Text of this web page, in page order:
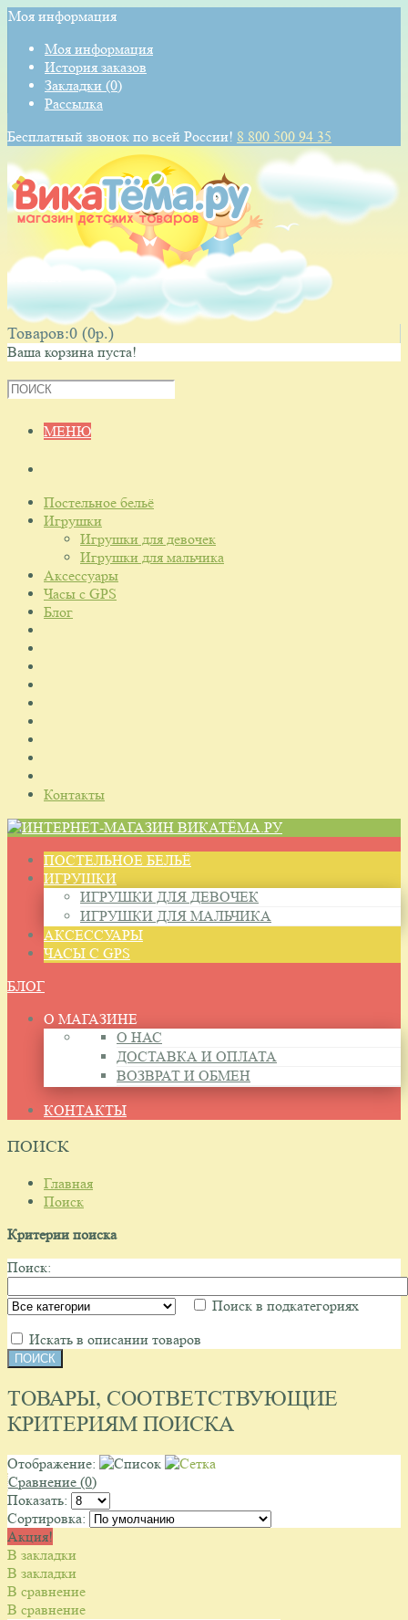
Моя информация
Моя информация
История заказов
Закладки (0)
Рассылка
Бесплатный звонок по всей России! 8 800 500 94 35
Товаров:0 (0p.)
Ваша корзина пуста!
МЕНЮ
Постельное бельё
Игрушки
Игрушки для девочек
Игрушки для мальчика
Аксессуары
Часы с GPS
Блог
Контакты
ПОСТЕЛЬНОЕ БЕЛЬЁ
ИГРУШКИ
ИГРУШКИ ДЛЯ ДЕВОЧЕК
ИГРУШКИ ДЛЯ МАЛЬЧИКА
АКСЕССУАРЫ
ЧАСЫ С GPS
БЛОГ
О МАГАЗИНЕ
О НАС
ДОСТАВКА И ОПЛАТА
ВОЗВРАТ И ОБМЕН
КОНТАКТЫ
ПОИСК
Главная
Поиск
Критерии поиска
Поиск:
Поиск в подкатегориях
Искать в описании товаров
ТОВАРЫ, СООТВЕТСТВУЮЩИЕ
КРИТЕРИЯМ ПОИСКА
Отображение:
Сравнение (0)
Показать:
Сортировка:
Акция!
В закладки
В закладки
В сравнение
В сравнение